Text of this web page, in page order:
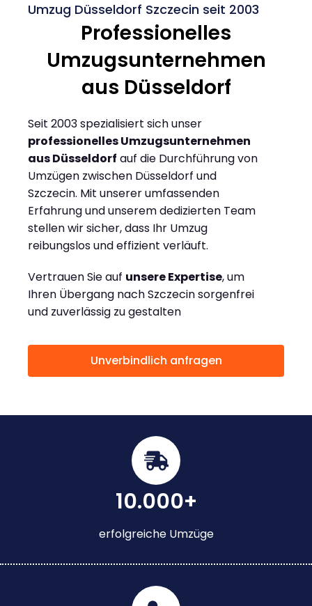
Umzug Düsseldorf Szczecin seit 2003
Professionelles
Umzugsunternehmen
aus Düsseldorf
Seit 2003 spezialisiert sich unser
professionelles Umzugsunternehmen
aus Düsseldorf auf die Durchführung von
Umzügen zwischen Düsseldorf und
Szczecin. Mit unserer umfassenden
Erfahrung und unserem dedizierten Team
stellen wir sicher, dass Ihr Umzug
reibungslos und effizient verläuft.
Vertrauen Sie auf unsere Expertise, um
Ihren Übergang nach Szczecin sorgenfrei
und zuverlässig zu gestalten
Unverbindlich anfragen
10.000+
erfolgreiche Umzüge